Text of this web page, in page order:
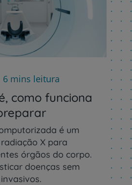
6 mins leitura
como funciona
é um
X para
órgãos do corpo.
doenças sem